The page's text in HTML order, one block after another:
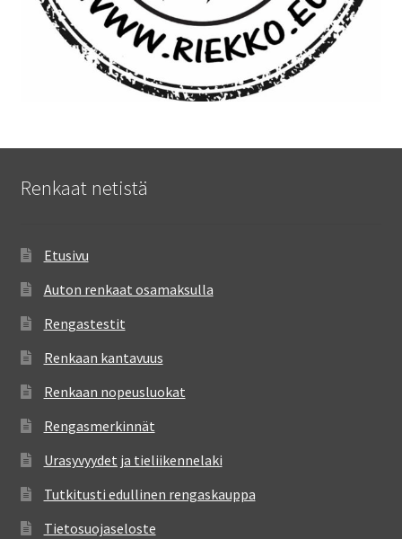
Renkaat netistä
Etusivu
Auton renkaat osamaksulla
Rengastestit
Renkaan kantavuus
Renkaan nopeusluokat
Rengasmerkinnät
Urasyvyydet ja tieliikennelaki
Tutkitusti edullinen rengaskauppa
Tietosuojaseloste